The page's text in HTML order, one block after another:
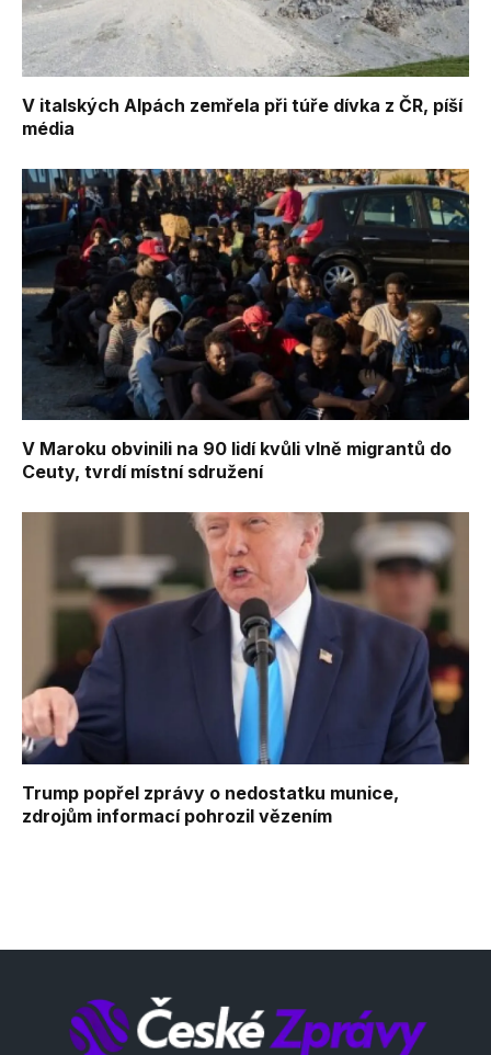
V italských Alpách zemřela při túře dívka z ČR, píší
média
V Maroku obvinili na 90 lidí kvůli vlně migrantů do
Ceuty, tvrdí místní sdružení
Trump popřel zprávy o nedostatku munice,
zdrojům informací pohrozil vězením